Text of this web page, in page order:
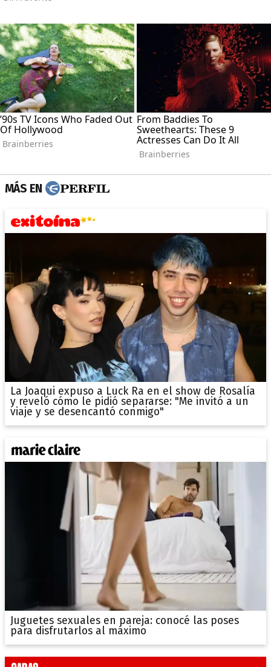
MÁS EN
La Joaqui expuso a Luck Ra en el show de Rosalía
y reveló cómo le pidió separarse: "Me invitó a un
viaje y se desencantó conmigo"
Juguetes sexuales en pareja: conocé las poses
para disfrutarlos al máximo